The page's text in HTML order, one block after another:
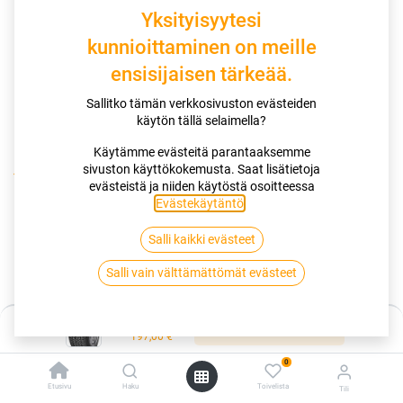
197,00€
Etusivu Haku
0
Toivelista Tili
Kauppa
195/50R16 88H GOODYEAR ULTRAGRIP PERFORMANCE + XL
195/50R16 88H GOODYEAR
ULTRAGRIP PERFORMANCE + XL
EVR FP
5452000829771 Tuotekoodi:262191
197,00€
Yksityisyytesi
kunnioittaminen on meille
ensisijaisen tärkeää.
Sallitko tämän verkkosivuston evästeiden
käytön tällä selaimella?
Käytämme evästeitä parantaaksemme
sivuston käyttökokemusta. Saat lisätietoja
evästeistä ja niiden käytöstä osoitteessa
Evästekäytäntö
Salli kaikki evästeet
Salli vain välttämättömät evästeet